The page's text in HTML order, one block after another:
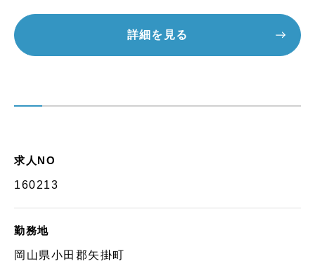
詳細を見る
求人NO
160213
勤務地
岡山県小田郡矢掛町